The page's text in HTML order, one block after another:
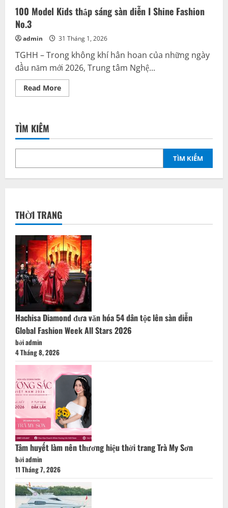
2026
100 Model Kids thắp sáng sàn diễn I Shine Fashion
No.3
admin 31 Tháng 1, 2026
TGHH – Trong không khí hân hoan của những ngày
đầu năm mới 2026, Trung tâm Nghệ...
Read MoreRead
more
sáng
diễn
Shine
No.3
TÌM KIẾM
TÌM KIẾM
THỜI TRANG
Hachisa Diamond đưa văn hóa 54 dân tộc lên sàn diễn
Global Fashion Week All Stars 2026
bởi admin
4 Tháng 8, 2026
Tâm huyết làm nên thương hiệu thời trang Trà My Sơn
bởi admin
11 Tháng 7, 2026